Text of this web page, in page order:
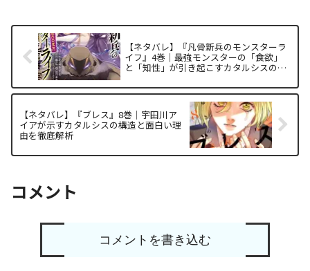
【ネタバレ】『凡骨新兵のモンスターラ
イフ』4巻｜最強モンスターの「食欲」
と「知性」が引き起こすカタルシスの構
【ネタバレ】『ブレス』8巻｜宇田川ア
イアが示すカタルシスの構造と面白い理
由を徹底解析
コメント
コメントを書き込む